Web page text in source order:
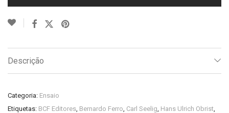
Descrição
Categoria: Ensaio
Etiquetas: BCF Editores, Bernardo Ferro, Carl Seelig, Hans Ulrich Obrist,